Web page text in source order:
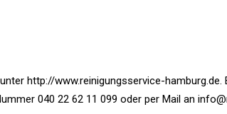
http://www.reinigungsservice-
040 22 62 11 099 oder per Mail an